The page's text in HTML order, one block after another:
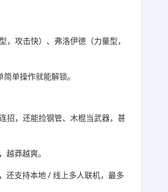
攻击快）、弗洛伊德（力量型，
单操作就能解锁。
招，还能捡钢管、木棍当武器，甚
莽越爽。
还支持本地 / 线上多人联机，最多